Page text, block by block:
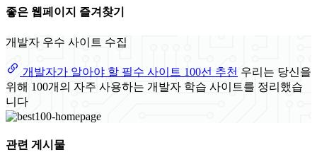
좋은 웹페이지 즐겨찾기
개발자 우수 사이트 수집
개발자가 알아야 할 필수 사이트 100선 추천 우리는 당신을
위해 100개의 자주 사용하는 개발자 학습 사이트를 정리했습
니다
관련 게시물